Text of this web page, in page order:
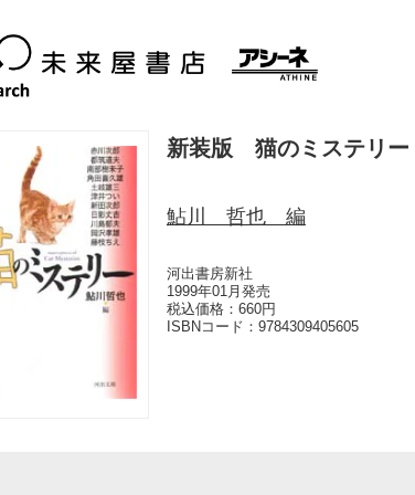
新装版 猫のミステリー
鮎川 哲也 編
河出書房新社
1999年01月発売
税込価格：660円
ISBNコード： 9784309405605